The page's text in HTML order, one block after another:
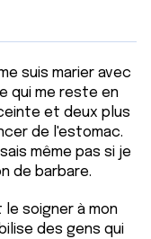
suis marier avec
qui me reste en
et deux plus
de l'estomac.
même pas si je
de barbare.
le soigner à mon
des gens qui